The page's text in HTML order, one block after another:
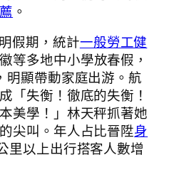
。
假期，統計一般勞工健
等多地中小學放春假，
明顯帶動家庭出游。航
「失衡！徹底的失衡！
美學！」林天秤抓著她
尖叫。年人占比晉陞身
里以上出行搭客人數增